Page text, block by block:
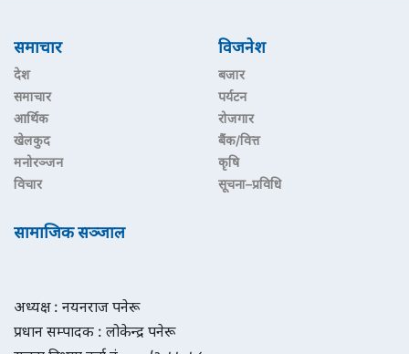
समाचार
देश
समाचार
आर्थिक
खेलकुद
मनोरञ्जन
विचार
विजनेश
बजार
पर्यटन
रोजगार
बैंक/वित्त
कृषि
सूचना–प्रविधि
सामाजिक सञ्जाल
अध्यक्ष : नयनराज पनेरू
प्रधान सम्पादक : लोकेन्द्र पनेरू